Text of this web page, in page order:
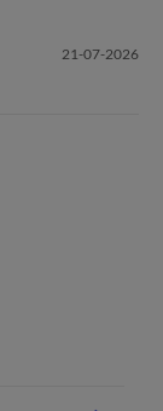
21-07-2026